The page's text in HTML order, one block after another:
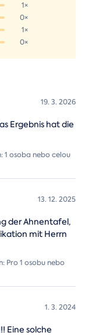
1×
0×
1×
0×
19. 3. 2026
Ergebnis hat die
1 osoba nebo celou
13. 12. 2025
der Ahnentafel,
mit Herrn
Pro 1 osobu nebo
1. 3. 2024
Eine solche